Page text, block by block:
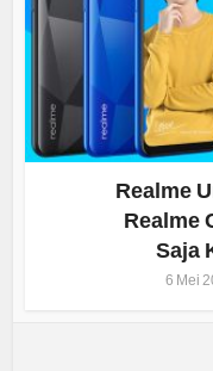
Realme
Realme
Saja
6 Mei